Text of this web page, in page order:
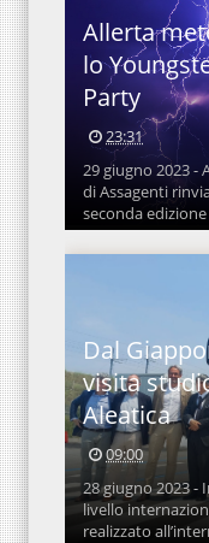
Allerta
lo
Party
23:31
29 giugno 2023 -
di Assagenti
seconda
Dal
visita
Aleatica
09:00
28 giugno 2023
livello
realizzato